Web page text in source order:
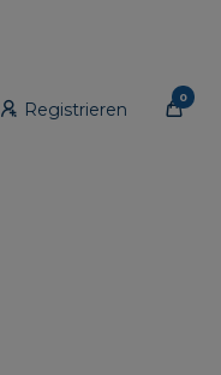
Registrieren
0